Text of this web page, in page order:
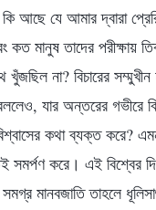
যে আমার দ্বারা
মানুষ তাদের পরীক্ষায়
না? বিচারের
যার অন্তরের গভীরে
কথা ব্যক্ত করে?
করে। এই বিশ্বের
মানবজাতি তাহলে